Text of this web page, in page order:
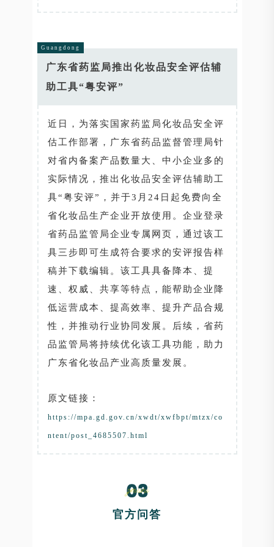
Guangdong
广东省药监局推出化妆品安全评估辅
助工具“粤安评”
近日，为落实国家药监局化妆品安全评
估工作部署，广东省药品监督管理局针
对省内备案产品数量大、中小企业多的
实际情况，推出化妆品安全评估辅助工
具“粤安评”，并于3月24日起免费向全
省化妆品生产企业开放使用。企业登录
省药品监管局企业专属网页，通过该工
具三步即可生成符合要求的安评报告样
稿并下载编辑。该工具具备降本、提
速、权威、共享等特点，能帮助企业降
低运营成本、提高效率、提升产品合规
性，并推动行业协同发展。后续，省药
品监管局将持续优化该工具功能，助力
广东省化妆品产业高质量发展。
原文链接：
https://mpa.gd.gov.cn/xwdt/xwfbpt/mtzx/co
ntent/post_4685507.html
官方问答